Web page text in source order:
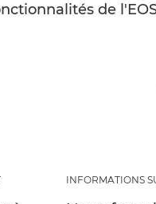
de
INFORMATIONS